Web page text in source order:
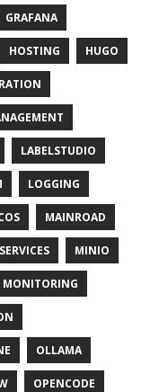
GRAFANA
HOSTING HUGO
LABELSTUDIO
LOGGING
MAINROAD
MINIO
MONITORING
OLLAMA
OPENCODE